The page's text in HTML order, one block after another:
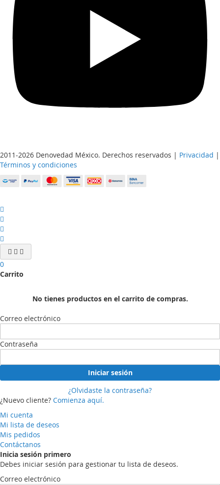
2011-2026 Denovedad México. Derechos reservados | Privacidad |
Términos y condiciones
0
Carrito
No tienes productos en el carrito de compras.
Correo electrónico
Contraseña
Iniciar sesión
¿Olvidaste la contraseña?
¿Nuevo cliente? Comienza aquí.
Mi cuenta
Mi lista de deseos
Mis pedidos
Contáctanos
Inicia sesión primero
Debes iniciar sesión para gestionar tu lista de deseos.
Correo electrónico